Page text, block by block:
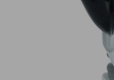
Pagamento online sicuro al 100 %